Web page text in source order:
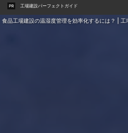
PR 工場建設パーフェクトガイド
食品工場建設の温湿度管理を効率化するには？ |